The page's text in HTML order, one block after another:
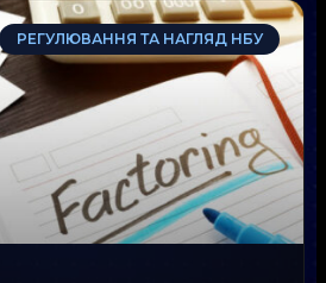
РЕГУЛЮВАННЯ ТА НАГЛЯД НБУ